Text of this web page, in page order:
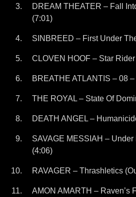
DREAM THEATER – Fall
(7:01)
SINBREED – First Under
CLOVEN HOOF – Star
BREATHE ATLANTIS – 08
THE ROYAL – State Of
DEATH ANGEL –
SAVAGE MESSIAH –
(4:06)
RAVAGER – Thrashletics
AMON AMARTH – Raven’s